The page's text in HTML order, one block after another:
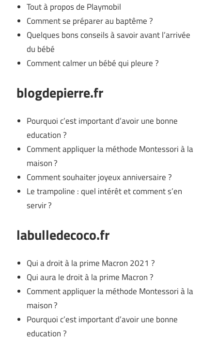
Tout à propos de Playmobil
Comment se préparer au baptême ?
Quelques bons conseils à savoir avant l’arrivée
du bébé
Comment calmer un bébé qui pleure ?
blogdepierre.fr
Pourquoi c’est important d’avoir une bonne
education ?
Comment appliquer la méthode Montessori à la
maison ?
Comment souhaiter joyeux anniversaire ?
Le trampoline : quel intérêt et comment s’en
servir ?
labulledecoco.fr
Qui a droit à la prime Macron 2021 ?
Qui aura le droit à la prime Macron ?
Comment appliquer la méthode Montessori à la
maison ?
Pourquoi c’est important d’avoir une bonne
education ?